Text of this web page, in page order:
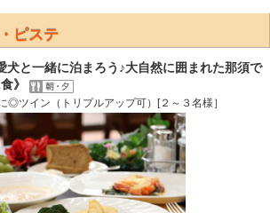
ピステ
犬と一緒に泊まろう♪大自然に囲まれた那須で
》
◎ツイン（トリプルアップ可）[２～３名様］